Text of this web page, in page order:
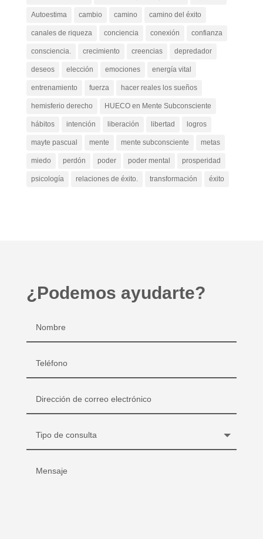
Autoestima cambio camino camino del éxito
canales de riqueza conciencia conexión confianza
consciencia. crecimiento creencias depredador
deseos elección emociones energía vital
entrenamiento fuerza hacer reales los sueños
hemisferio derecho HUECO en Mente Subconsciente
hábitos intención liberación libertad logros
mayte pascual mente mente subconsciente metas
miedo perdón poder poder mental prosperidad
psicología relaciones de éxito. transformación éxito
¿Podemos ayudarte?